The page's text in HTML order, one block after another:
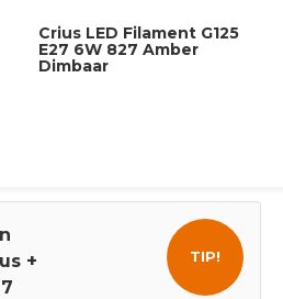
Crius LED Filament G125
E27 6W 827 Amber
Dimbaar
+
TIP!